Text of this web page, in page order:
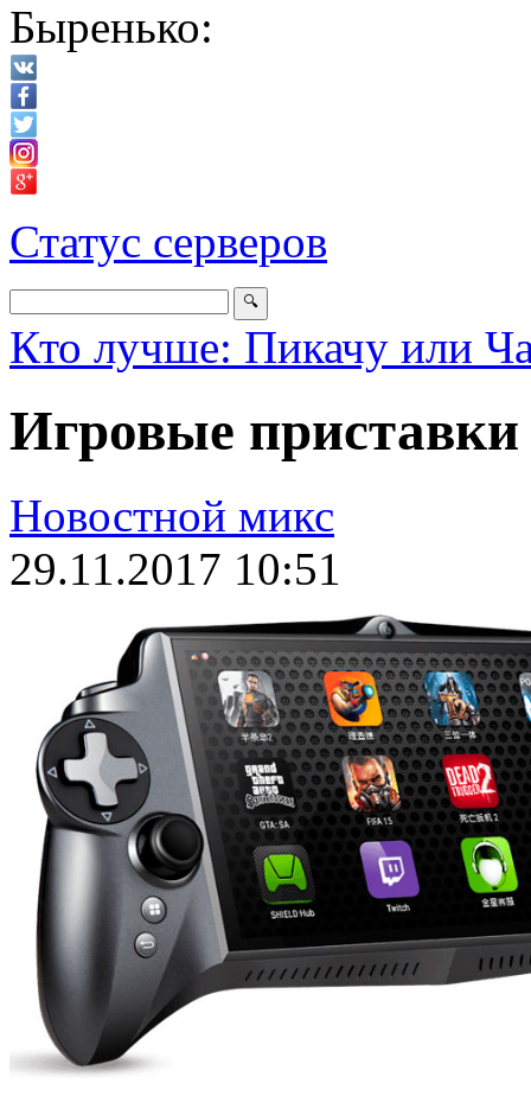
Быренько:
Статус серверов
Кто лучше: Пикачу или
Игровые
Новостной микс
29.11.2017 10:51